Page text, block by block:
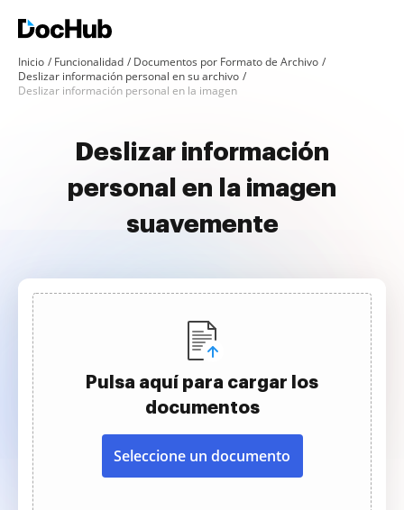
Inicio Funcionalidad
Documentos por Formato de Archivo
Deslizar información personal en su archivo
Deslizar información personal en la imagen
Deslizar información
personal en la imagen
suavemente
Pulsa aquí para cargar los
documentos
Seleccione un documento